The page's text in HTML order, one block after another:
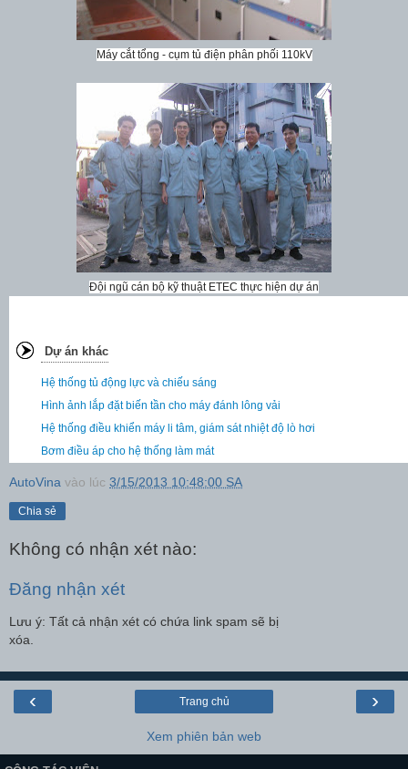
Máy cắt tổng - cụm tủ điện phân phối 110kV
Đội ngũ cán bộ kỹ thuật ETEC thực hiện dự án
Dự án khác
Hệ thống tủ động lực và chiếu sáng
Hình ảnh lắp đặt biến tần cho máy đánh lông vải
Hệ thống điều khiển máy li tâm, giám sát nhiệt độ lò hơi
Bơm điều áp cho hệ thống làm mát
AutoVina vào lúc 3/15/2013 10:48:00 SA
Chia sẻ
Không có nhận xét nào:
Đăng nhận xét
Lưu ý: Tất cả nhận xét có chứa link spam sẽ bị
xóa.
‹ ›
Trang chủ
Xem phiên bản web